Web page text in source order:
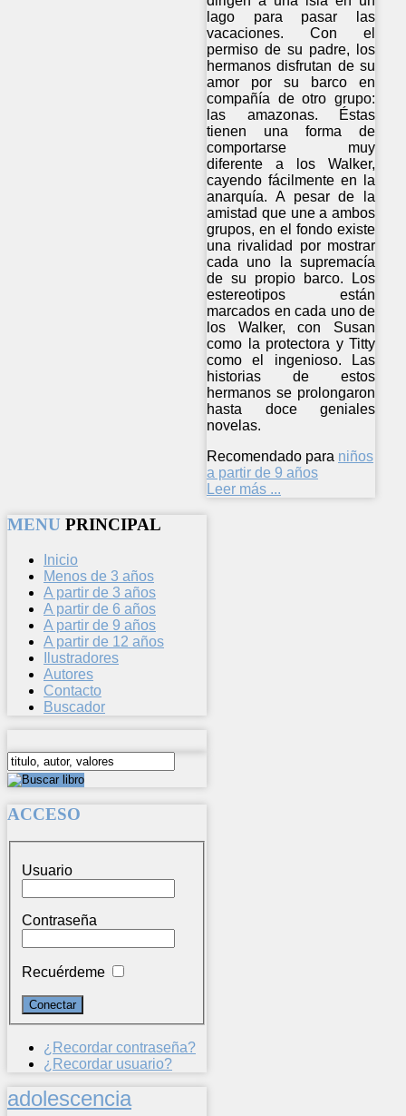
lago para pasar las
vacaciones. Con el
permiso de su padre, los
hermanos disfrutan de su
amor por su barco en
compañía de otro grupo:
las amazonas. Éstas
tienen una forma de
comportarse muy
diferente a los Walker,
cayendo fácilmente en la
anarquía. A pesar de la
amistad que une a ambos
grupos, en el fondo existe
una rivalidad por mostrar
cada uno la supremacía
de su propio barco. Los
estereotipos están
marcados en cada uno de
los Walker, con Susan
como la protectora y Titty
como el ingenioso. Las
historias de estos
hermanos se prolongaron
hasta doce geniales
novelas.
Recomendado para niños
a partir de 9 años
Leer más ...
MENU PRINCIPAL
Inicio
Menos de 3 años
A partir de 3 años
A partir de 6 años
A partir de 9 años
A partir de 12 años
Ilustradores
Autores
Contacto
Buscador
ACCESO
Usuario
Contraseña
Recuérdeme
¿Recordar contraseña?
¿Recordar usuario?
adolescencia